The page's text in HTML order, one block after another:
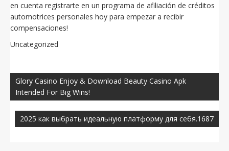
en cuenta registrarte en un programa de afiliación de créditos
automotrices personales hoy para empezar a recibir
compensaciones!
Uncategorized
de
entradas
Glory Casino Enjoy & Download Beauty Casino Apk
Intended For Big Wins!
2025 как выбрать идеальную платформу для себя.1687